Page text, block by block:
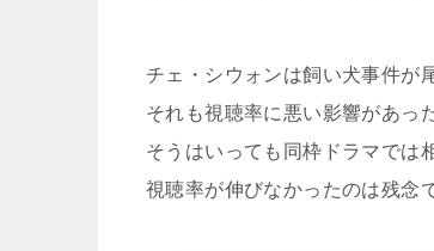
チェ・シウォンは飼い犬事件が
それも視聴率に悪い影響があっ
そうはいっても同枠ドラマでは
視聴率が伸びなかったのは残念